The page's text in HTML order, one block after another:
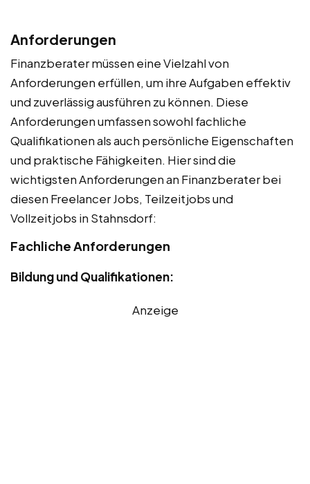
Anforderungen
Finanzberater müssen eine Vielzahl von
Anforderungen erfüllen, um ihre Aufgaben effektiv
und zuverlässig ausführen zu können. Diese
Anforderungen umfassen sowohl fachliche
Qualifikationen als auch persönliche Eigenschaften
und praktische Fähigkeiten. Hier sind die
wichtigsten Anforderungen an Finanzberater bei
diesen Freelancer Jobs, Teilzeitjobs und
Vollzeitjobs in Stahnsdorf:
Fachliche Anforderungen
Bildung und Qualifikationen:
Anzeige